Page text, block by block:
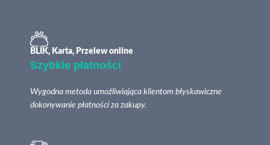
BLIK, Karta, Przelew online
Szybkie płatności
Wygodna metoda umożliwiająca klientom błyskawiczne
dokonywanie płatności za zakupy.